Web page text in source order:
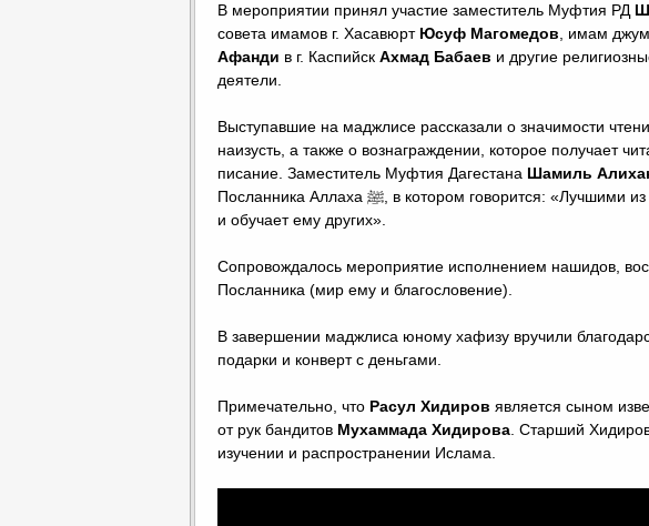
В мероприятии принял участие заместитель Муфтия РД
совета имамов г. Хасавюрт Юсуф Магомедов , имам
Афанди в г. Каспийск Ахмад Бабаев и другие
деятели.
Выступавшие на маджлисе рассказали о значимости
наизусть, а также о вознаграждении, которое получает
писание. Заместитель Муфтия Дагестана Шамиль
Посланника Аллаха ﷺ, в котором говорится: «Лучшими из вас являются те, кто изучает Коран
и обучает ему других».
Сопровождалось мероприятие исполнением нашидов,
Посланника (мир ему и благословение).
В завершении маджлиса юному хафизу вручили
подарки и конверт с деньгами.
Примечательно, что Расул Хидиров является сыном
от рук бандитов Мухаммада Хидирова . Старший
изучении и распространении Ислама.